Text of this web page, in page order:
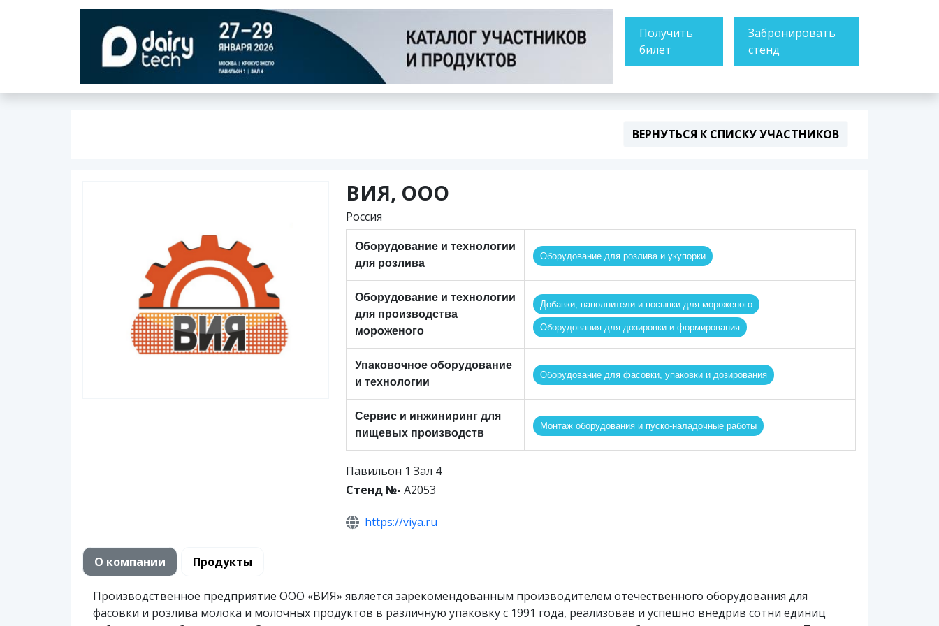
Получить
билет
Забронировать
стенд
ВЕРНУТЬСЯ К СПИСКУ УЧАСТНИКОВ
ВИЯ, ООО
Россия
Оборудование и технологии
для розлива
Оборудование для розлива и укупорки
Оборудование и технологии
для производства
мороженого
Добавки, наполнители и посыпки для мороженого
Оборудования для дозировки и формирования
Упаковочное оборудование
и технологии
Оборудование для фасовки, упаковки и дозирования
Сервис и инжиниринг для
пищевых производств
Монтаж оборудования и пуско-наладочные работы
Павильон 1 Зал 4
Стенд №-A2053
https://viya.ru
О компании Продукты
Производственное предприятие ООО «ВИЯ» является зарекомендованным производителем отечественного оборудования для
фасовки и розлива молока и молочных продуктов в различную упаковку с 1991 года, реализовав и успешно внедрив сотни единиц